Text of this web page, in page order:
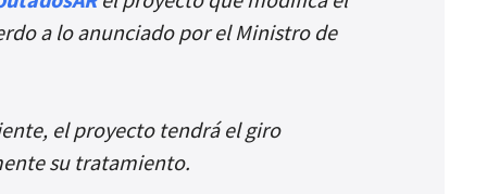
a lo anunciado por el Ministro de
el proyecto tendrá el giro
su tratamiento.